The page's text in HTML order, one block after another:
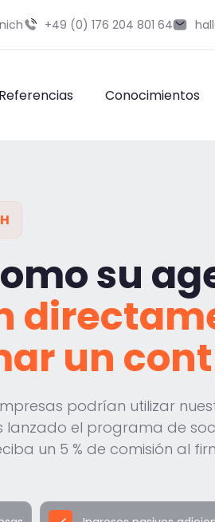
+49 (0) 176 204 801 64
Referencias Conocimientos
su
un
podrían utilizar
lanzado el programa de
un 5 % de comisión al